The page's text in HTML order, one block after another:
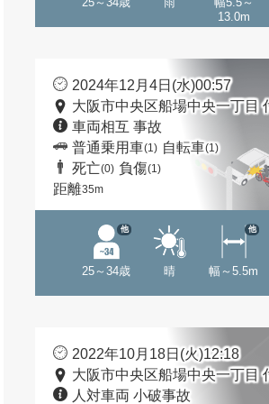
13.0m
2024年12月4日(水)00:57
大阪市中央区船場中央一丁目
車両相互 事故
普通乗用車(1) 自転車(1)
死亡(0) 負傷(1)
距離35m
25～34歳
他
晴 幅～5.5m
他
2022年10月18日(火)12:18
大阪市中央区船場中央一丁目
人対車両 小破事故